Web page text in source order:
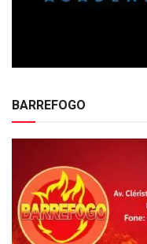
BARREFOGO